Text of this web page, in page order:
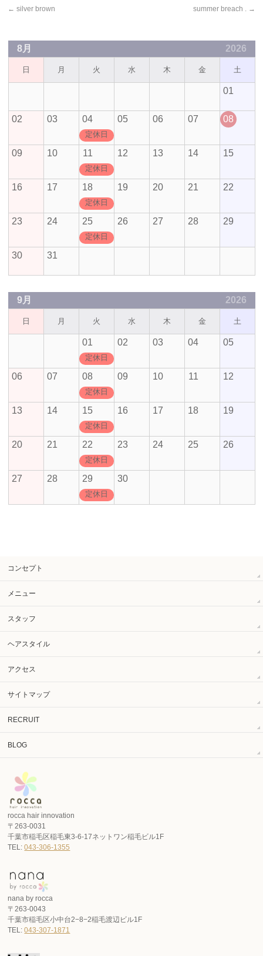
← silver brown summer breach . →
8月 2026
日 月 火 水 木 金 土
01
02 03 04
定休日
05 06 07 08
09 10 11
定休日
12 13 14 15
16 17 18
定休日
19 20 21 22
23 24 25
定休日
26 27 28 29
30 31
9月 2026
日 月 火 水 木 金 土
01
定休日
02 03 04 05
06 07 08
定休日
09 10 11 12
13 14 15
定休日
16 17 18 19
20 21 22
定休日
23 24 25 26
27 28 29
定休日
30
コンセプト
メニュー
スタッフ
ヘアスタイル
アクセス
サイトマップ
RECRUIT
BLOG
rocca hair innovation
〒263-0031
千葉市稲毛区稲毛東3-6-17ネットワン稲毛ビル1F
TEL:043-306-1355
nana by rocca
〒263-0043
千葉市稲毛区小中台2−8−2稲毛渡辺ビル1F
TEL:043-307-1871